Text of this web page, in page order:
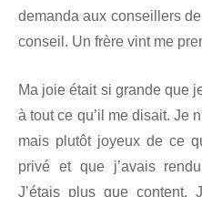
demanda aux conseillers
conseil. Un frère vint me
Ma joie était si grande que
à tout ce qu’il me disait. Je
mais plutôt joyeux de ce
privé et que j’avais
J’étais plus que content.